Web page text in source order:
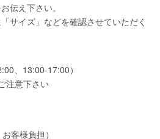
伝え下さい。
サイズ」などを確認させていただく
、13:00-17:00）
注意下さい
客様負担）